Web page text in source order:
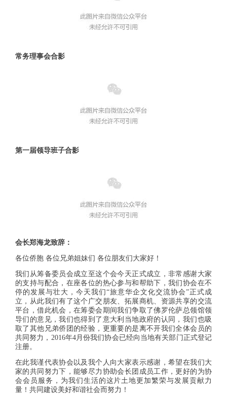
常务理事会合影
第一届领导班子合影
会长郑海龙致辞：
各位侨胞 各位兄弟姐妹们 各位朋友们大家好！
我们从筹备委员会成立至这个会今天正式成立，非常感谢大家
的支持与配合，在座各位的热心参与和帮助下，我们协会在不
停的发展与壮大，今天我们“旅意华企文化交流协会”正式成
立，从此我们有了这个广交朋友、拓展商机、资源共享的交流
平台，借此机会，在筹委会期间我们争取了佛罗伦萨总领馆领
导们的意见，我们也得到了意大利当地政府的认同，我们也吸
取了其他兄弟侨团的经验，更重要的是离不开我们全体会员的
共同努力，2016年4月份我们协会已经向当地有关部门正式登记
注册。
在此我谨代表协会以及我个人向大家表示感谢，希望在我们大
家的共同努力下，能够尽力协助会长团成员工作，更好的为协
会会员服务，为我们生活的这片土地更加繁荣与发展贡献力
量！共同建设美好和谐社会而努力！